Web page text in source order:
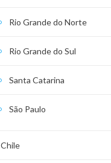
Rio Grande do Norte
Rio Grande do Sul
Santa Catarina
São Paulo
Chile